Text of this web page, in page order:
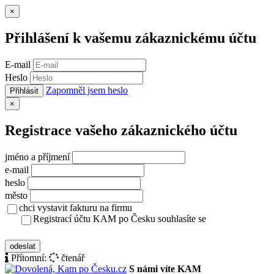
×
Přihlášení k vašemu zákaznickému účtu
E-mail
Heslo
Přihlásit Zapomněl jsem heslo
×
Registrace vašeho zákaznického účtu
jméno a příjmení
e-mail
heslo
město
chci vystavit fakturu na firmu
Registrací účtu KAM po Česku souhlasíte se
odeslat
Přítomní:
čtenář
S námi víte KAM